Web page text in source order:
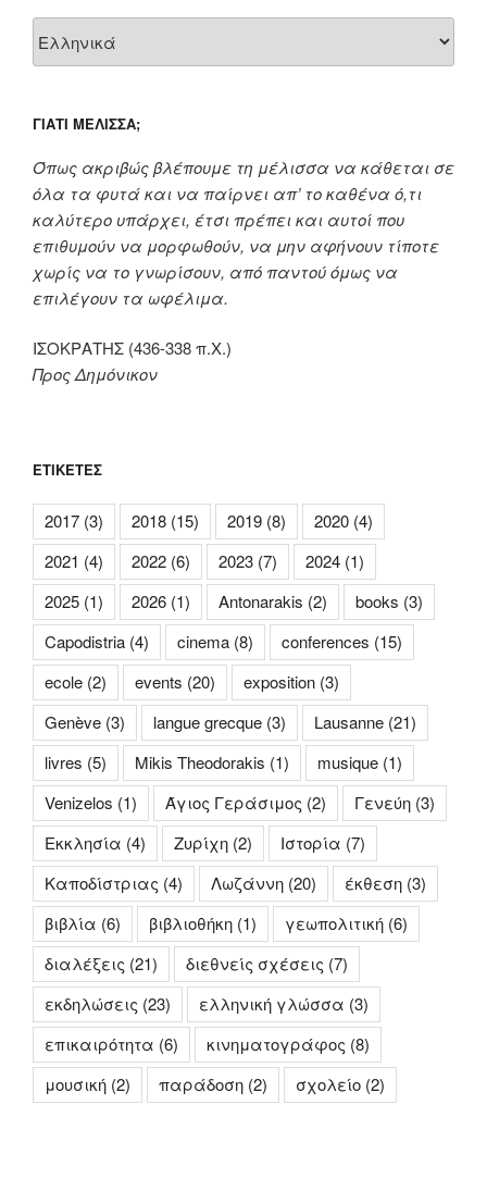
ΓΙΑΤΊ ΜΈΛΙΣΣΑ;
Όπως ακριβώς βλέπουμε τη μέλισσα να κάθεται σε
όλα τα φυτά και να παίρνει απ’ το καθένα ό,τι
καλύτερο υπάρχει, έτσι πρέπει και αυτοί που
επιθυμούν να μορφωθούν, να μην αφήνουν τίποτε
χωρίς να το γνωρίσουν, από παντού όμως να
επιλέγουν τα ωφέλιμα.
ΙΣΟΚΡΑΤΗΣ (436-338 π.Χ.)
Προς Δημόνικον
ΕΤΙΚΈΤΕΣ
2017 (3) 2018 (15) 2019 (8) 2020 (4)
2021 (4) 2022 (6) 2023 (7) 2024 (1)
2025 (1) 2026 (1) Antonarakis (2) books (3)
Capodistria (4) cinema (8) conferences (15)
ecole (2) events (20) exposition (3)
Genève (3) langue grecque (3) Lausanne (21)
livres (5) Mikis Theodorakis (1) musique (1)
Venizelos (1) Άγιος Γεράσιμος (2) Γενεύη (3)
Εκκλησία (4) Ζυρίχη (2) Ιστορία (7)
Καποδίστριας (4) Λωζάννη (20) έκθεση (3)
βιβλία (6) βιβλιοθήκη (1) γεωπολιτική (6)
διαλέξεις (21) διεθνείς σχέσεις (7)
εκδηλώσεις (23) ελληνική γλώσσα (3)
επικαιρότητα (6) κινηματογράφος (8)
μουσική (2) παράδοση (2) σχολείο (2)